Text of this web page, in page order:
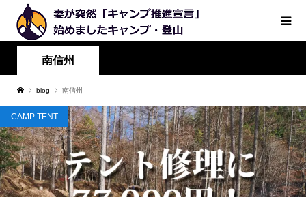
南信州
blog 南信州
CAMP TENT